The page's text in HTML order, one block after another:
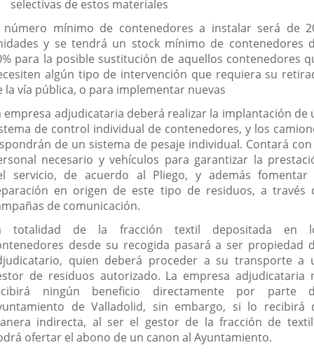
selectivas de estos materiales
número mínimo de contenedores a instalar será de
y se tendrá un stock mínimo de contenedores
para la posible sustitución de aquellos contenedores
algún tipo de intervención que requiera su
la vía pública, o para implementar nuevas
empresa adjudicataria deberá realizar la implantación de
de control individual de contenedores, y los
de un sistema de pesaje individual. Contará
necesario y vehículos para garantizar la
servicio, de acuerdo al Pliego, y además fomentar
en origen de este tipo de residuos, a través
de comunicación.
totalidad de la fracción textil depositada en
desde su recogida pasará a ser propiedad
quien deberá proceder a su transporte a
de residuos autorizado. La empresa adjudicataria
ningún beneficio directamente por parte
de Valladolid, sin embargo, si lo recibirá
indirecta, al ser el gestor de la fracción de
ofertar el abono de un canon al Ayuntamiento.